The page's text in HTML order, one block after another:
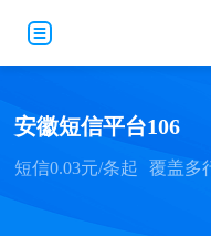
安徽短信平台106
短信0.03元/条起 覆盖多